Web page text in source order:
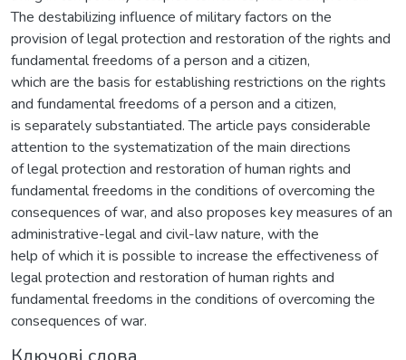
The destabilizing influence of military factors on the
provision of legal protection and restoration of the rights and
fundamental freedoms of a person and a citizen,
which are the basis for establishing restrictions on the rights
and fundamental freedoms of a person and a citizen,
is separately substantiated. The article pays considerable
attention to the systematization of the main directions
of legal protection and restoration of human rights and
fundamental freedoms in the conditions of overcoming the
consequences of war, and also proposes key measures of an
administrative-legal and civil-law nature, with the
help of which it is possible to increase the effectiveness of
legal protection and restoration of human rights and
fundamental freedoms in the conditions of overcoming the
consequences of war.